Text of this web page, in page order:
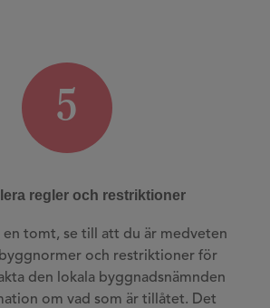
5
regler och restriktioner
en tomt, se till att du är medveten
och restriktioner för
den lokala byggnadsnämnden
om vad som är tillåtet. Det